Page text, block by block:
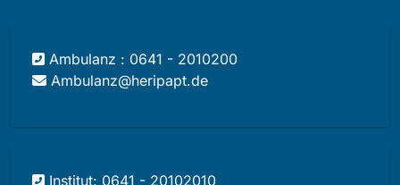
Ambulanz : 0641 - 2010200
Ambulanz@heripapt.de
Institut: 0641 - 20102010